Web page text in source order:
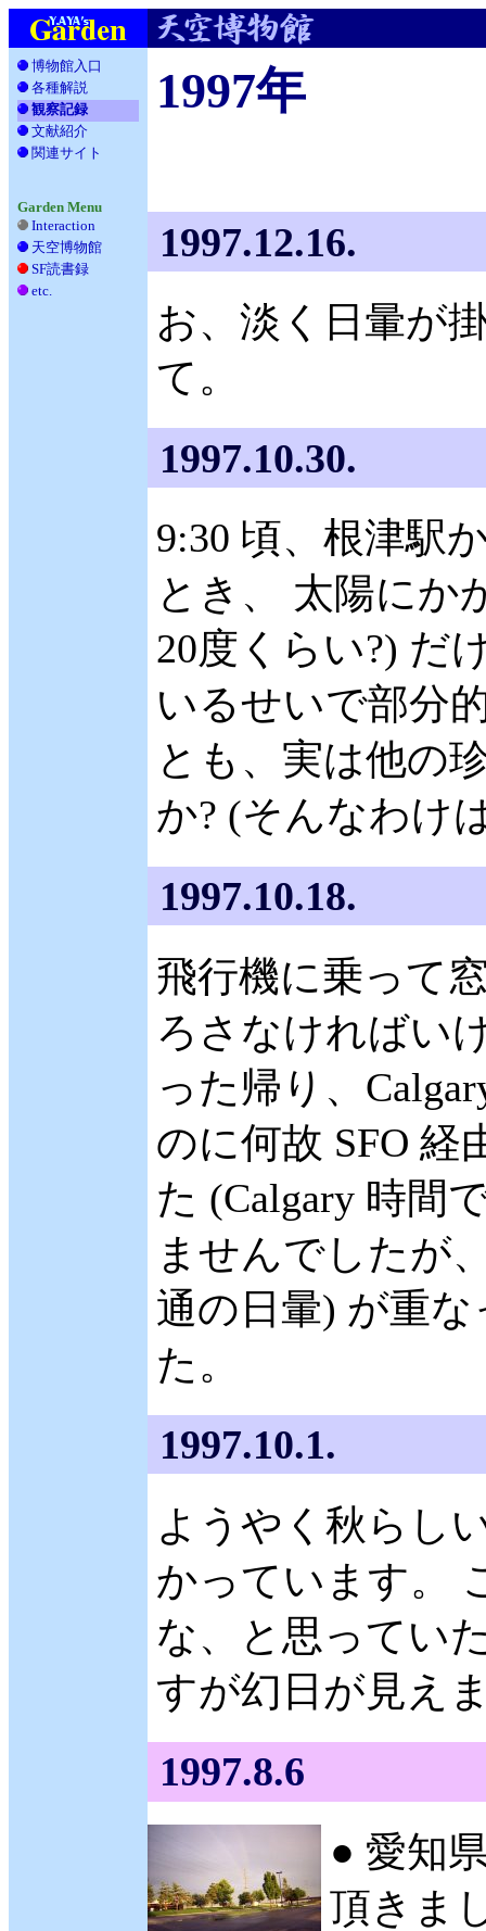
博物館入口
各種解説
観察記録
文献紹介
関連サイト
Garden Menu
Interaction
天空博物館
SF読書録
etc.
1997年
1997.12.16.
お、淡く日暈が
て。
1997.10.30.
9:30 頃、根津駅
とき、 太陽にか
20度くらい?) だ
いるせいで部分
とも、実は他の
か? (そんなわけ
1997.10.18.
飛行機に乗って
ろさなければい
った帰り、
のに何故 SFO 経
た (Calgary 時間
ませんでしたが
通の日暈) が重
た。
1997.10.1.
ようやく秋らし
かっています。
な、と思ってい
すが幻日が見え
1997.8.6
● 愛知
頂きま